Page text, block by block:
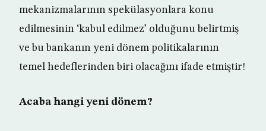
mekanizmalarının spekülasyonlara konu
edilmesinin ‘kabul edilmez’ olduğunu belirtmiş
ve bu bankanın yeni dönem politikalarının
temel hedeflerinden biri olacağını ifade etmiştir!
Acaba hangi yeni dönem?